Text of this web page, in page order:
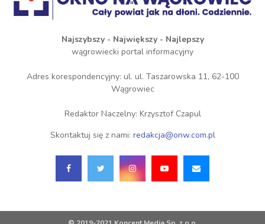
Najszybszy - Największy - Najlepszy
wągrowiecki portal informacyjny
Adres korespondencyjny: ul. ul. Taszarowska 11, 62-100
Wągrowiec
Redaktor Naczelny: Krzysztof Czapul
Skontaktuj się z nami: redakcja@onw.com.pl